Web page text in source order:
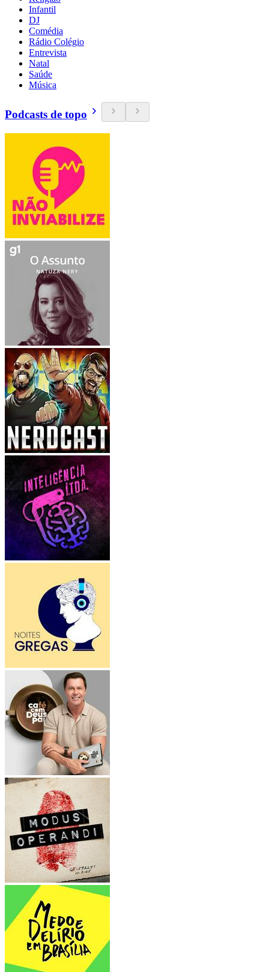
Infantil
DJ
Comédia
Rádio Colégio
Entrevista
Natal
Saúde
Música
Podcasts de topo